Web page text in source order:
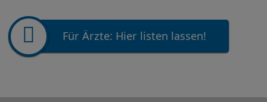
Für Ärzte: Hier listen lassen!